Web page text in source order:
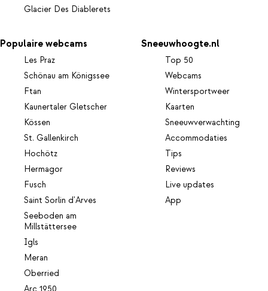
Glacier Des Diablerets
Populaire webcams
Les Praz
Schönau am Königssee
Ftan
Kaunertaler Gletscher
Kössen
St. Gallenkirch
Hochötz
Hermagor
Fusch
Saint Sorlin d'Arves
Seeboden am
Millstättersee
Igls
Meran
Oberried
Sneeuwhoogte.nl
Top 50
Webcams
Wintersportweer
Kaarten
Sneeuwverwachting
Accommodaties
Tips
Reviews
Live updates
App